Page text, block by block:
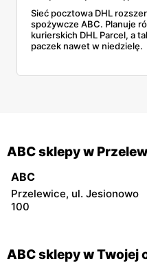
Sieć pocztowa DHL
spożywcze ABC. Planuje
kurierskich DHL Parcel, a
paczek nawet w niedzielę.
ABC sklepy w
ABC
Przelewice, ul. Jesionowo
100
ABC sklepy w Twojej